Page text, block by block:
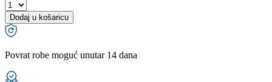
Dodaj u košaricu
Povrat robe moguć unutar 14 dana